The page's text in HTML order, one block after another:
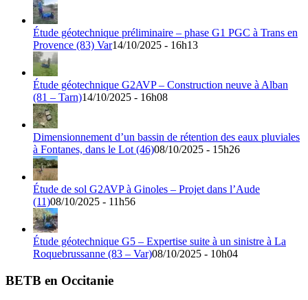
Étude géotechnique préliminaire – phase G1 PGC à Trans en
Provence (83) Var14/10/2025 - 16h13
Étude géotechnique G2AVP – Construction neuve à Alban
(81 – Tarn)14/10/2025 - 16h08
Dimensionnement d’un bassin de rétention des eaux pluviales
à Fontanes, dans le Lot (46)08/10/2025 - 15h26
Étude de sol G2AVP à Ginoles – Projet dans l’Aude
(11)08/10/2025 - 11h56
Étude géotechnique G5 – Expertise suite à un sinistre à La
Roquebrussanne (83 – Var)08/10/2025 - 10h04
BETB en Occitanie